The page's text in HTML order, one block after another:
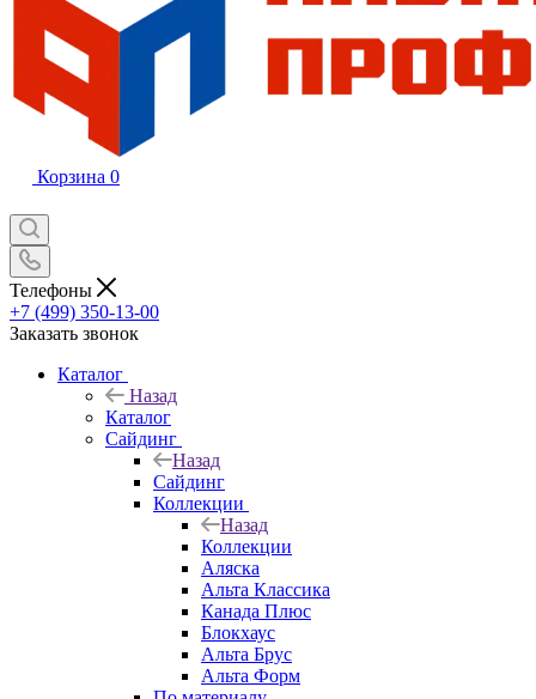
Корзина 0
Телефоны
+7 (499) 350-13-00
Заказать звонок
Каталог
Назад
Каталог
Сайдинг
Назад
Сайдинг
Коллекции
Назад
Коллекции
Аляска
Альта Классика
Канада Плюс
Блокхаус
Альта Брус
Альта Форм